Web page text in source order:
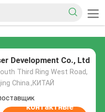
Development Co., Ltd
Third Ring West Road,
China.,КИТАЙ
контактные